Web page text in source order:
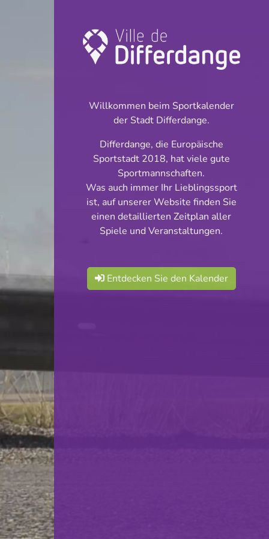
Turnier: Handball
INFOS
23.05.2026
20:15
Centre sportif John Scheuren -
Oberkorn
Teilen
AXA League Männer
Playoff Titre
Willkommen beim Sportkalender
der Stadt Differdange.
Differdange, die Europäische
Sportstadt 2018, hat viele gute
Sportmannschaften.
Was auch immer Ihr Lieblingssport
ist, auf unserer Website finden Sie
einen detaillierten Zeitplan aller
Spiele und Veranstaltungen.
Entdecken Sie den Kalender